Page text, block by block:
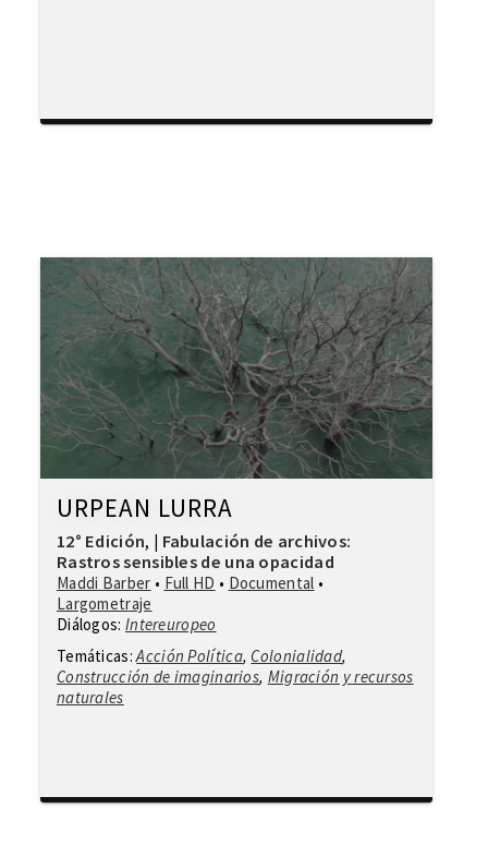
URPEAN LURRA
12° Edición, | Fabulación de archivos:
Rastros sensibles de una opacidad
Maddi Barber • Full HD • Documental •
Largometraje
Diálogos: Intereuropeo
Temáticas: Acción Política,Colonialidad,
Construcción de imaginarios, Migración y recursos
naturales